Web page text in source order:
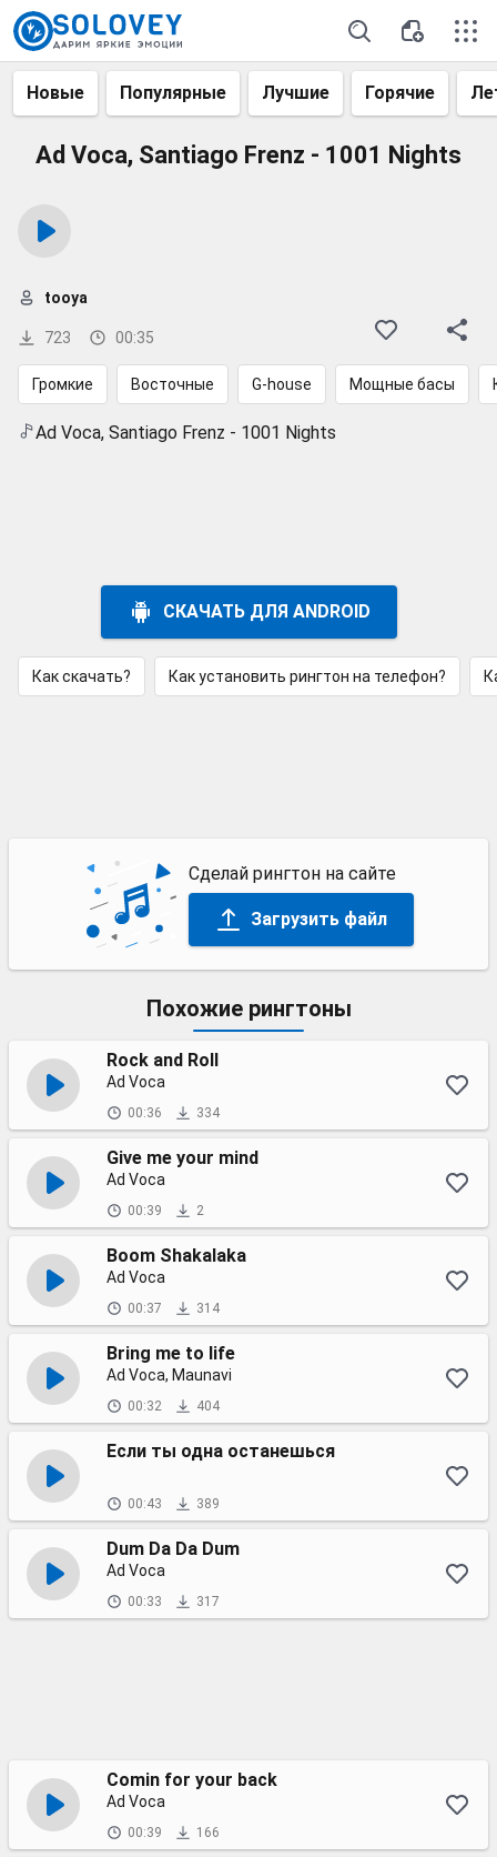
Новые Популярные Лучшие Горячие
Ad Voca, Santiago Frenz - 1001 Nights
723 00:35
tooya
Громкие Восточные G-house Мощные басы
Ad Voca, Santiago Frenz - 1001 Nights
СКАЧАТЬ ДЛЯ ANDROID
Как скачать? Как установить рингтон на телефон?
Сделай рингтон на сайте
Загрузить файл
Похожие рингтоны
Rock and Roll
Ad Voca
00:36 334
Give me your mind
Ad Voca
00:39 2
Boom Shakalaka
Ad Voca
00:37 314
Bring me to life
Ad Voca, Maunavi
00:32 404
Если ты одна останешься
00:43 389
Dum Da Da Dum
Ad Voca
00:33 317
Comin for your back
Ad Voca
00:39 166